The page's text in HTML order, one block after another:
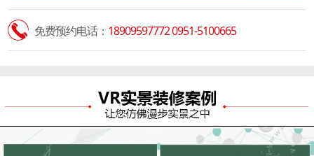
免费预约电话： 18909597772 0951-5100665